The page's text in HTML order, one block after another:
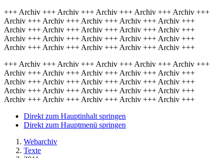
+++ Archiv +++ Archiv +++ Archiv +++ Archiv +++ Archiv +++
Archiv +++ Archiv +++ Archiv +++ Archiv +++ Archiv +++
Archiv +++ Archiv +++ Archiv +++ Archiv +++ Archiv +++
Archiv +++ Archiv +++ Archiv +++ Archiv +++ Archiv +++
Archiv +++ Archiv +++ Archiv +++ Archiv +++ Archiv +++
+++ Archiv +++ Archiv +++ Archiv +++ Archiv +++ Archiv +++
Archiv +++ Archiv +++ Archiv +++ Archiv +++ Archiv +++
Archiv +++ Archiv +++ Archiv +++ Archiv +++ Archiv +++
Archiv +++ Archiv +++ Archiv +++ Archiv +++ Archiv +++
Archiv +++ Archiv +++ Archiv +++ Archiv +++ Archiv +++
Direkt zum Hauptinhalt springen
Direkt zum Hauptmenü springen
Webarchiv
Texte